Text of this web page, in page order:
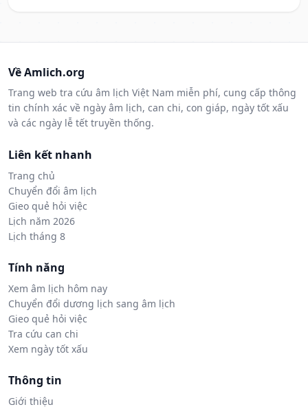
Về Amlich.org
Trang web tra cứu âm lịch Việt Nam miễn phí, cung cấp thông
tin chính xác về ngày âm lịch, can chi, con giáp, ngày tốt xấu
và các ngày lễ tết truyền thống.
Liên kết nhanh
Trang chủ
Chuyển đổi âm lịch
Gieo quẻ hỏi việc
Lịch năm 2026
Lịch tháng 8
Tính năng
Xem âm lịch hôm nay
Chuyển đổi dương lịch sang âm lịch
Gieo quẻ hỏi việc
Tra cứu can chi
Xem ngày tốt xấu
Thông tin
Giới thiệu